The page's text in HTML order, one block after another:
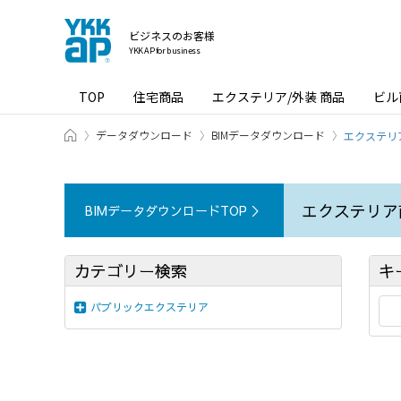
ビジネスのお客様
YKK AP for business
TOP 住宅商品 エクステリア/外装 商品 ビ
ホーム データダウンロード BIMデータダウンロード エクステリ
BIMデータダウンロードTOP ＞ エクステリ
カテゴリー検索
パブリックエクステリア
キ